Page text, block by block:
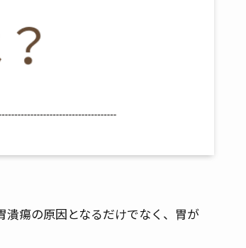
潰瘍の原因となるだけでなく、胃が